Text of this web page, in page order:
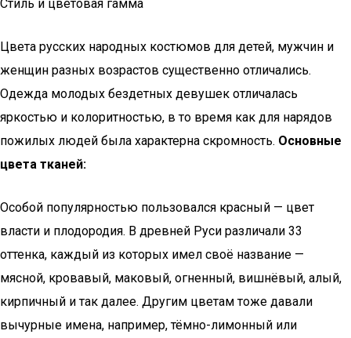
Стиль и цветовая гамма
Цвета русских народных костюмов для детей, мужчин и
женщин разных возрастов существенно отличались.
Одежда молодых бездетных девушек отличалась
яркостью и колоритностью, в то время как для нарядов
пожилых людей была характерна скромность. Основные
цвета тканей:
Особой популярностью пользовался красный — цвет
власти и плодородия. В древней Руси различали 33
оттенка, каждый из которых имел своё название —
мясной, кровавый, маковый, огненный, вишнёвый, алый,
кирпичный и так далее. Другим цветам тоже давали
вычурные имена, например, тёмно-лимонный или